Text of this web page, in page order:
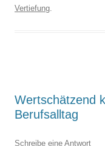
Vertiefung.
Wertschätzend
Berufsalltag
Schreibe eine Antwort